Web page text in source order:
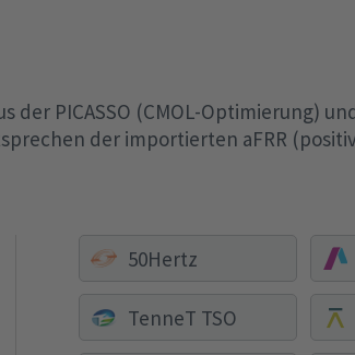
der PICASSO (CMOL-Optimierung)
der importierten aFRR
50Hertz
TenneT TSO